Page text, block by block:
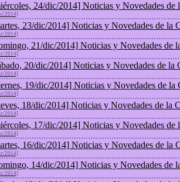
24/dic/2014] Noticias y Novedades de
2014]
23/dic/2014] Noticias y Novedades de la
2014]
21/dic/2014] Noticias y Novedades de
2014]
20/dic/2014] Noticias y Novedades de la
2014]
19/dic/2014] Noticias y Novedades de la
2014]
18/dic/2014] Noticias y Novedades de la
2014]
17/dic/2014] Noticias y Novedades de
2014]
16/dic/2014] Noticias y Novedades de la
2014]
14/dic/2014] Noticias y Novedades de
2014]